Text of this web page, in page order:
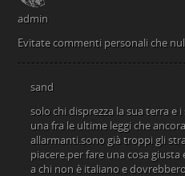
admin
Evitate commenti personali che
sand
solo chi disprezza la sua terra e
una fra le ultime leggi che
allarmanti.sono già troppi gli
piacere.per fare una cosa
a chi non è italiano e